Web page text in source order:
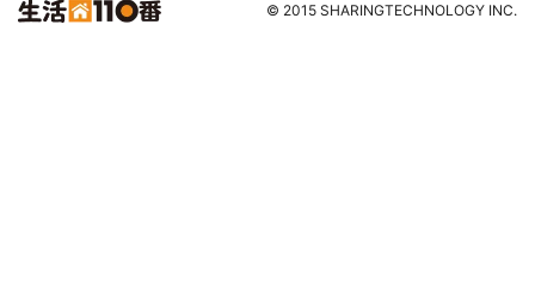
© 2015 SHARINGTECHNOLOGY INC.